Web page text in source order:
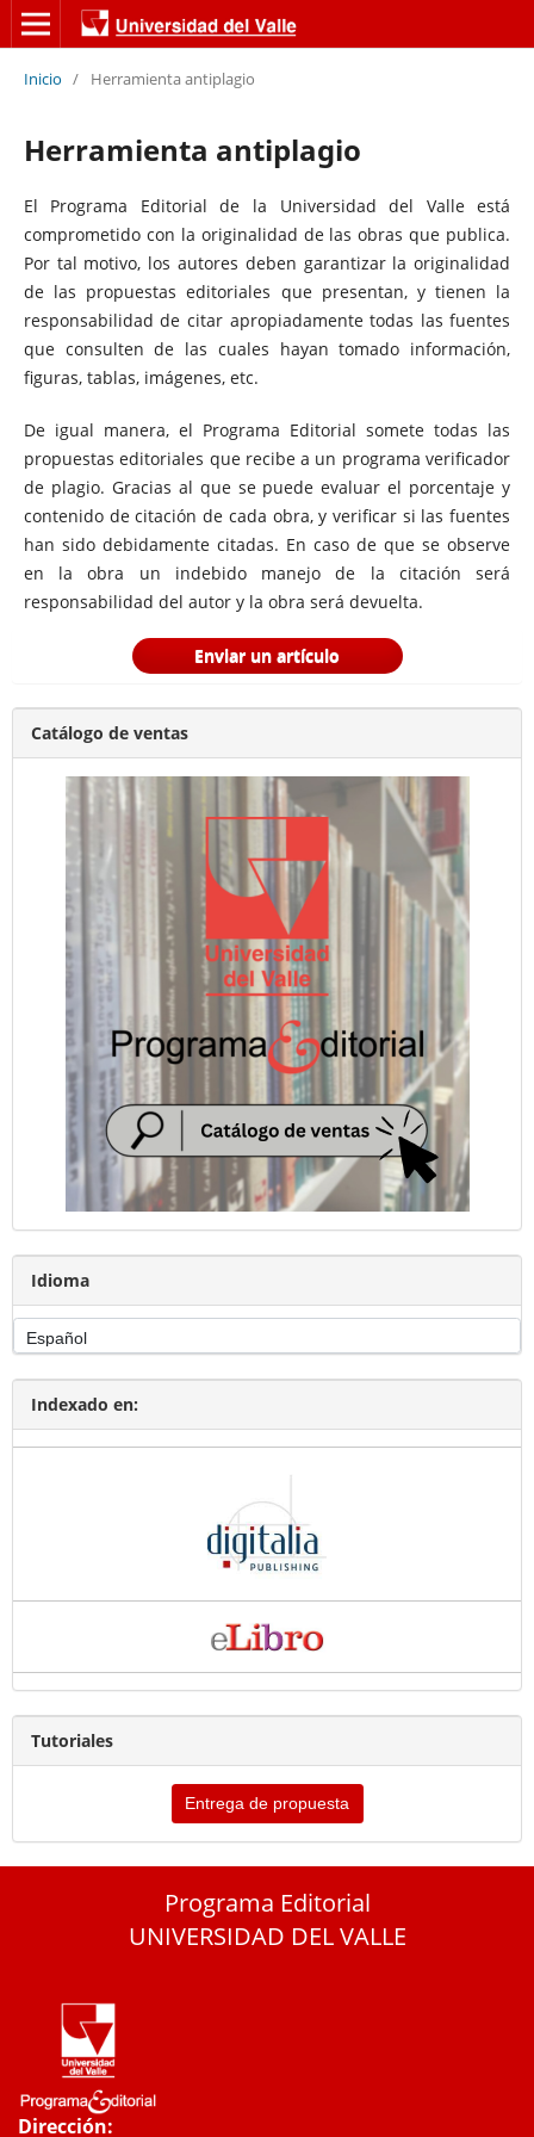
Inicio / Herramienta antiplagio
Herramienta antiplagio
El Programa Editorial de la Universidad del Valle está
comprometido con la originalidad de las obras que publica.
Por tal motivo, los autores deben garantizar la originalidad
de las propuestas editoriales que presentan, y tienen la
responsabilidad de citar apropiadamente todas las fuentes
que consulten de las cuales hayan tomado información,
figuras, tablas, imágenes, etc.
De igual manera, el Programa Editorial somete todas las
propuestas editoriales que recibe a un programa verificador
de plagio. Gracias al que se puede evaluar el porcentaje y
contenido de citación de cada obra, y verificar si las fuentes
han sido debidamente citadas. En caso de que se observe
en la obra un indebido manejo de la citación será
responsabilidad del autor y la obra será devuelta.
Enviar un artículo
Catálogo de ventas
Idioma
Indexado en:
Tutoriales
Entrega de propuesta
Programa Editorial
UNIVERSIDAD DEL VALLE
Dirección: